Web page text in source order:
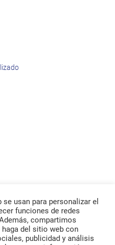
usan para personalizar el
funciones de redes
compartimos
del sitio web con
publicidad y análisis